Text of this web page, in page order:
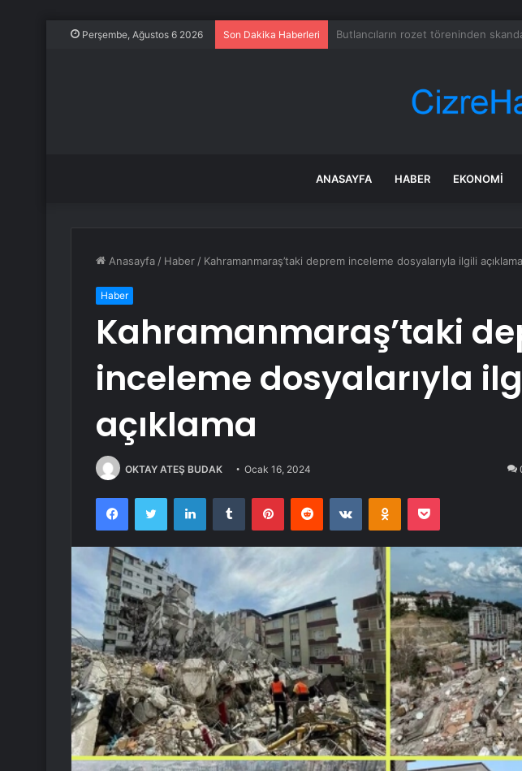
Perşembe, Ağustos 6 2026 Son Dakika Haberleri Uçakta dehşet anları: Kapağı
ANASAYFA HABER EKONOMI
Anasayfa / Haber / Kahramanmaraş’taki deprem inceleme dosyalarıyla ilgili açıklama
Haber
Kahramanmaraş’taki
inceleme dosyalarıyla
açıklama
OKTAY ATEŞ BUDAK Ocak 16, 2024
FacebookTwitter LinkedInTumblr PinterestReddit VKontakteOdnoklassniki
Pocket